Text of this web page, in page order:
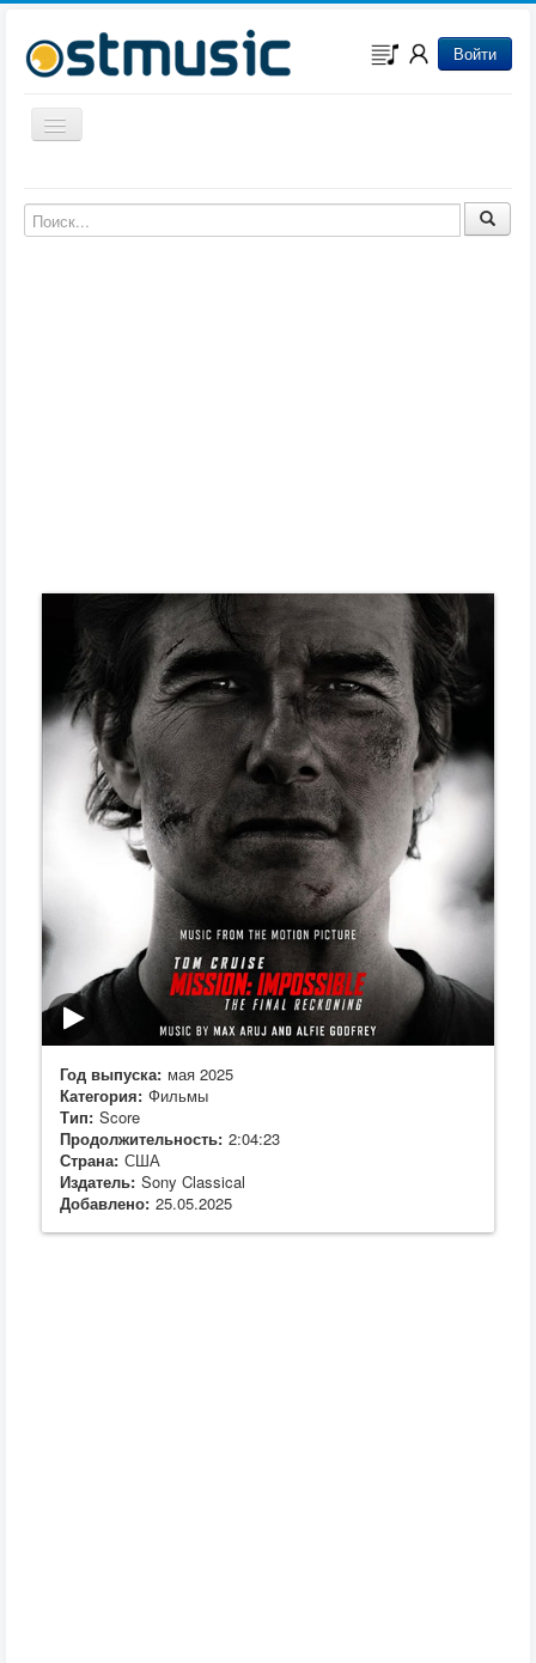
Войти
Включить/выключить навигацию
Музыка из мультфильмов
Музыка из сериалов
Год выпуска: мая 2025
Категория: Фильмы
Тип: Score
Продолжительность: 2:04:23
Страна: США
Издатель: Sony Classical
Добавлено: 25.05.2025